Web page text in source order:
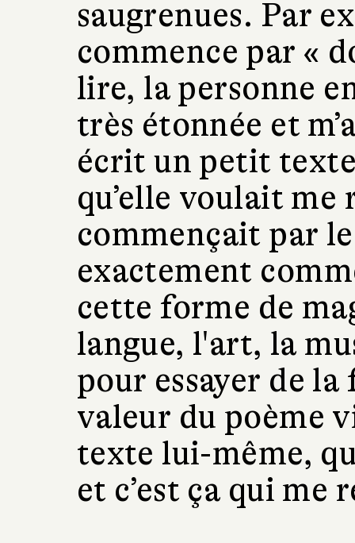
saugrenues. Par
commence par «
lire, la personne
très étonnée et
écrit un petit
qu’elle voulait
commençait par
exactement
cette forme de
langue, l'art, la
pour essayer de
valeur du poème
texte lui-même,
et c’est ça qui me